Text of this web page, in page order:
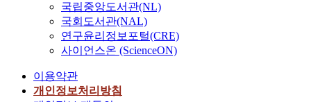
국립중앙도서관(NL)
국회도서관(NAL)
연구윤리정보포털(CRE)
사이언스온 (ScienceON)
이용약관
개인정보처리방침